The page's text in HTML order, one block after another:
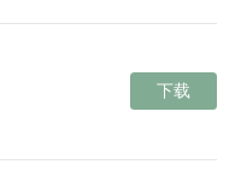
下载